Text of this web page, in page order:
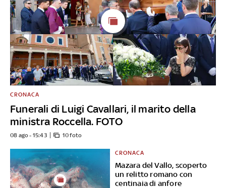
Funerali di Luigi Cavallari, il marito della
ministra Roccella. FOTO
CRONACA
08 ago - 15:43 10 foto
Mazara del Vallo, scoperto
un relitto romano con
centinaia di anfore
CRONACA